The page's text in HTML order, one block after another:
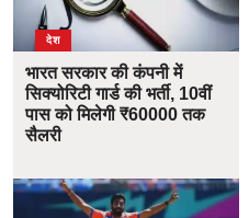
देश
भारत सरकार की कंपनी में
सिक्योरिटी गार्ड की भर्ती, 10वीं
पास को मिलेगी ₹60000 तक
सैलरी